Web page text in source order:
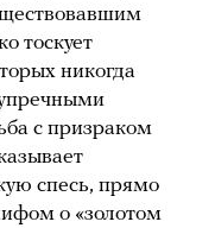
тоскует
никогда
с призраком
спесь, прямо
о «золотом